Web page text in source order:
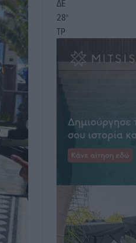
ΔΕ
28°
ΤΡ